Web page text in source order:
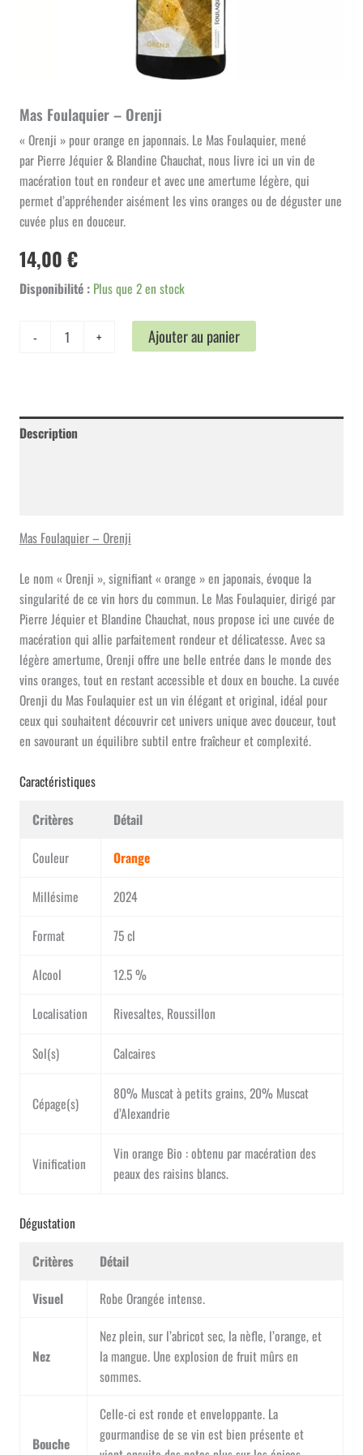
Mas Foulaquier – Orenji
« Orenji » pour orange en japonnais. Le Mas Foulaquier, mené
par Pierre Jéquier & Blandine Chauchat, nous livre ici un vin de
macération tout en rondeur et avec une amertume légère, qui
permet d’appréhender aisément les vins oranges ou de déguster une
cuvée plus en douceur.
14,00 €
Disponibilité : Plus que 2 en stock
- + Ajouter au panier
Description
Mas Foulaquier – Orenji
Le nom « Orenji », signifiant « orange » en japonais, évoque la
singularité de ce vin hors du commun. Le Mas Foulaquier, dirigé par
Pierre Jéquier et Blandine Chauchat, nous propose ici une cuvée de
macération qui allie parfaitement rondeur et délicatesse. Avec sa
légère amertume, Orenji offre une belle entrée dans le monde des
vins oranges, tout en restant accessible et doux en bouche. La cuvée
Orenji du Mas Foulaquier est un vin élégant et original, idéal pour
ceux qui souhaitent découvrir cet univers unique avec douceur, tout
en savourant un équilibre subtil entre fraîcheur et complexité.
Caractéristiques
Critères Détail
Couleur Orange
Millésime 2024
Format 75 cl
Alcool 12.5 %
Localisation Rivesaltes, Roussillon
Sol(s) Calcaires
Cépage(s)
80% Muscat à petits grains, 20% Muscat
d’Alexandrie
Vinification
Vin orange Bio : obtenu par macération des
peaux des raisins blancs.
Dégustation
Critères Détail
Visuel Robe Orangée intense.
Nez
Nez plein, sur l’abricot sec, la nèfle, l’orange, et
la mangue. Une explosion de fruit mûrs en
sommes.
Bouche
Celle-ci est ronde et enveloppante. La
gourmandise de se vin est bien présente et